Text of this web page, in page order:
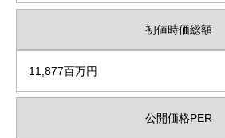
初値時価総額
11,877百万円
公開価格PER